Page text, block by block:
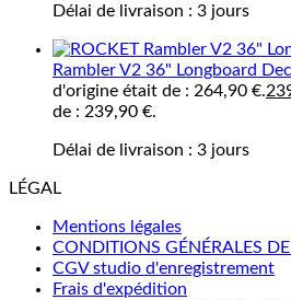
Délai de livraison : 3 jours
Rambler V2 36" Longboard
d'origine était de : 264,90 €.
de : 239,90 €.
Délai de livraison : 3 jours
LÉGAL
Mentions légales
CONDITIONS GÉNÉRALES
CGV studio d'enregistrement
Frais d'expédition